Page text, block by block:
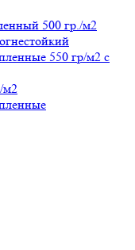
500 гр./м2
550 гр/м2 с
м2